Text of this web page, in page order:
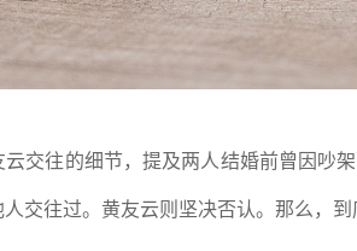
交往的细节，提及两人结婚前曾因吵
交往过。黄友云则坚决否认。那么，到